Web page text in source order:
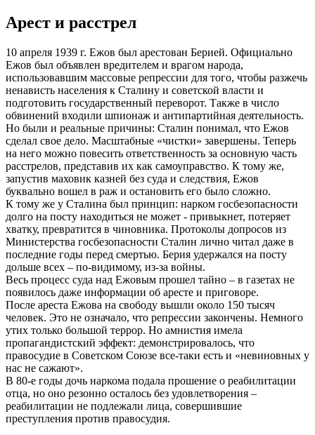
Арест и расстрел
10 апреля 1939 г. Ежов был арестован Берией. Официально
Ежов был объявлен вредителем и врагом народа,
использовавшим массовые репрессии для того, чтобы разжечь
ненависть населения к Сталину и советской власти и
подготовить государственный переворот. Также в число
обвинений входили шпионаж и антипартийная деятельность.
Но были и реальные причины: Сталин понимал, что Ежов
сделал свое дело. Масштабные «чистки» завершены. Теперь
на него можно повесить ответственность за основную часть
расстрелов, представив их как самоуправство. К тому же,
запустив маховик казней без суда и следствия, Ежов
буквально вошел в раж и остановить его было сложно.
К тому же у Сталина был принцип: нарком госбезопасности
долго на посту находиться не может - привыкнет, потеряет
хватку, превратится в чиновника. Протоколы допросов из
Министерства госбезопасности Сталин лично читал даже в
последние годы перед смертью. Берия удержался на посту
дольше всех – по-видимому, из-за войны.
Весь процесс суда над Ежовым прошел тайно – в газетах не
появилось даже информации об аресте и приговоре.
После ареста Ежова на свободу вышли около 150 тысяч
человек. Это не означало, что репрессии закончены. Немного
утих только большой террор. Но амнистия имела
пропагандистский эффект: демонстрировалось, что
правосудие в Советском Союзе все-таки есть и «невиновных у
нас не сажают».
В 80-е годы дочь наркома подала прошение о реабилитации
отца, но оно резонно осталось без удовлетворения –
реабилитации не подлежали лица, совершившие
преступления против правосудия.